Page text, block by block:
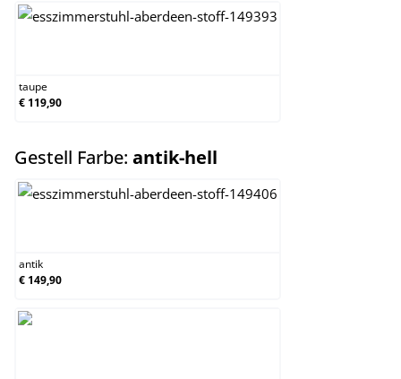
taupe
€ 119,90
Gestell Farbe: antik-hell
antik
€ 149,90